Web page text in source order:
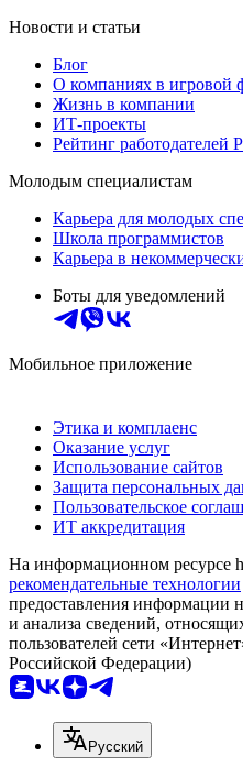
Новости и статьи
Блог
О компаниях в игровой
Жизнь в компании
ИТ-проекты
Рейтинг работодателей
Молодым специалистам
Карьера для молодых
Школа программистов
Карьера в
Боты для уведомлений
Мобильное приложение
Этика и комплаенс
Оказание услуг
Использование сайтов
Защита персональных
Пользовательское
ИТ аккредитация
На информационном ресурсе
рекомендательные технологии
предоставления информации
и анализа сведений,
пользователей сети
Российской Федерации)
Русский